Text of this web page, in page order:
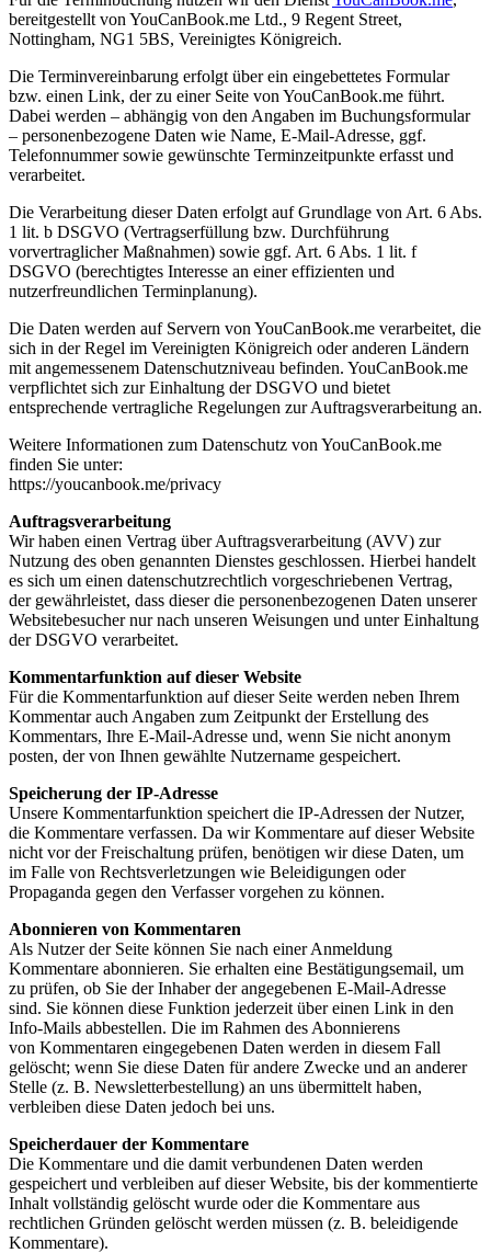
bereitgestellt von YouCanBook.me Ltd., 9 Regent Street,
Nottingham, NG1 5BS, Vereinigtes Königreich.
Die Terminvereinbarung erfolgt über ein eingebettetes Formular
bzw. einen Link, der zu einer Seite von YouCanBook.me führt.
Dabei werden – abhängig von den Angaben im Buchungsformular
– personenbezogene Daten wie Name, E-Mail-Adresse, ggf.
Telefonnummer sowie gewünschte Terminzeitpunkte erfasst und
verarbeitet.
Die Verarbeitung dieser Daten erfolgt auf Grundlage von Art. 6 Abs.
1 lit. b DSGVO (Vertragserfüllung bzw. Durchführung
vorvertraglicher Maßnahmen) sowie ggf. Art. 6 Abs. 1 lit. f
DSGVO (berechtigtes Interesse an einer effizienten und
nutzerfreundlichen Terminplanung).
Die Daten werden auf Servern von YouCanBook.me verarbeitet, die
sich in der Regel im Vereinigten Königreich oder anderen Ländern
mit angemessenem Datenschutzniveau befinden. YouCanBook.me
verpflichtet sich zur Einhaltung der DSGVO und bietet
entsprechende vertragliche Regelungen zur Auftragsverarbeitung an.
Weitere Informationen zum Datenschutz von YouCanBook.me
finden Sie unter:
https://youcanbook.me/privacy
Auftragsverarbeitung
Wir haben einen Vertrag über Auftragsverarbeitung (AVV) zur
Nutzung des oben genannten Dienstes geschlossen. Hierbei handelt
es sich um einen datenschutzrechtlich vorgeschriebenen Vertrag,
der gewährleistet, dass dieser die personenbezogenen Daten unserer
Websitebesucher nur nach unseren Weisungen und unter Einhaltung
der DSGVO verarbeitet.
Kommentarfunktion auf dieser Website
Für die Kommentarfunktion auf dieser Seite werden neben Ihrem
Kommentar auch Angaben zum Zeitpunkt der Erstellung des
Kommentars, Ihre E-Mail-Adresse und, wenn Sie nicht anonym
posten, der von Ihnen gewählte Nutzername gespeichert.
Speicherung der IP-Adresse
Unsere Kommentarfunktion speichert die IP-Adressen der Nutzer,
die Kommentare verfassen. Da wir Kommentare auf dieser Website
nicht vor der Freischaltung prüfen, benötigen wir diese Daten, um
im Falle von Rechtsverletzungen wie Beleidigungen oder
Propaganda gegen den Verfasser vorgehen zu können.
Abonnieren von Kommentaren
Als Nutzer der Seite können Sie nach einer Anmeldung
Kommentare abonnieren. Sie erhalten eine Bestätigungsemail, um
zu prüfen, ob Sie der Inhaber der angegebenen E-Mail-Adresse
sind. Sie können diese Funktion jederzeit über einen Link in den
Info-Mails abbestellen. Die im Rahmen des Abonnierens
von Kommentaren eingegebenen Daten werden in diesem Fall
gelöscht; wenn Sie diese Daten für andere Zwecke und an anderer
Stelle (z. B. Newsletterbestellung) an uns übermittelt haben,
verbleiben diese Daten jedoch bei uns.
Speicherdauer der Kommentare
Die Kommentare und die damit verbundenen Daten werden
gespeichert und verbleiben auf dieser Website, bis der kommentierte
Inhalt vollständig gelöscht wurde oder die Kommentare aus
rechtlichen Gründen gelöscht werden müssen (z. B. beleidigende
Kommentare).